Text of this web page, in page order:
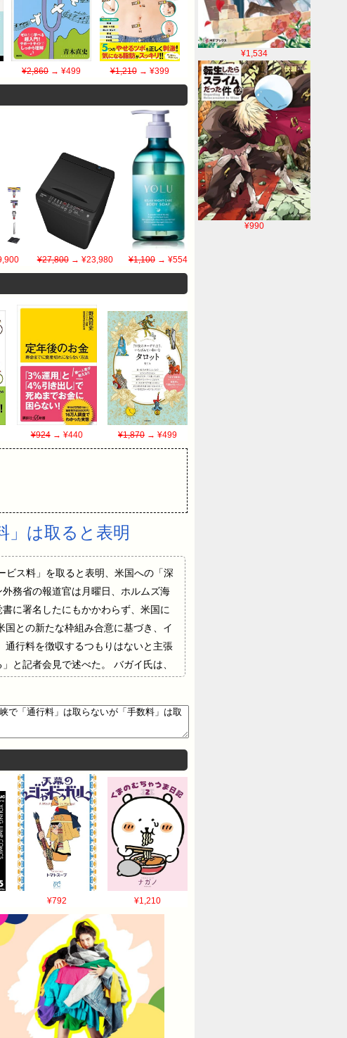
¥1,534
¥990
¥2,860 → ¥499 ¥1,210→ ¥399
¥27,800→ ¥23,980 ¥1,100→ ¥554
¥924→ ¥440 ¥1,870→ ¥499
」は取ると表明
ス料」を取ると表明、米国への「深
務省の報道官は月曜日、ホルムズ海
に署名したにもかかわらず、米国に
との新たな枠組み合意に基づき、イ
通行料を徴収するつもりはないと主張
と記者会見で述べた。 バガイ氏は、
を抱いていると改めて述べた。 バガ
バノンに関する自らの約束を尊重する
行料」は取らないが「手数料」は取
代わりまして管理人がお伝えします
だゾ。…
¥792 ¥1,210